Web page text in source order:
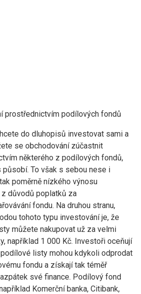
prostřednictvím podílových fondů
do dluhopisů investovat sami a
se obchodování zúčastnit
některého z podílových fondů,
působí. To však s sebou nese i
poměrně nízkého výnosu
důvodů poplatků za
fondu. Na druhou stranu,
tohoto typu investování je, že
můžete nakupovat už za velmi
například 1 000 Kč. Investoři oceňují
listy mohou kdykoli odprodat
fondu a získají tak téměř
své finance. Podílový fond
Komerční banka, Citibank,